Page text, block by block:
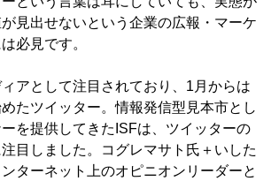
見出せないという企業の広報・マーケ
必見です。
アとして注目されており、1月からは
たツイッター。情報発信型見本市とし
を提供してきたISFは、ツイッターの
目しました。コグレマサト氏＋いした
ターネット上のオピニオンリーダーと